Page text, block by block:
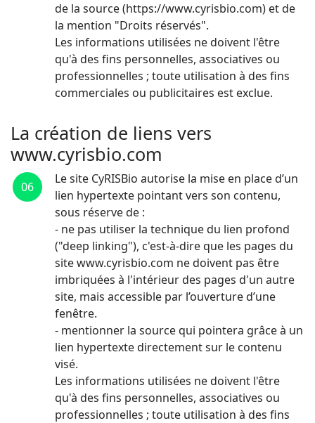
de la source (https://www.cyrisbio.com) et de
la mention "Droits réservés".
Les informations utilisées ne doivent l'être
qu'à des fins personnelles, associatives ou
professionnelles ; toute utilisation à des fins
commerciales ou publicitaires est exclue.
La création de liens vers
www.cyrisbio.com
06
Le site CyRISBio autorise la mise en place d’un
lien hypertexte pointant vers son contenu,
sous réserve de :
- ne pas utiliser la technique du lien profond
("deep linking"), c'est-à-dire que les pages du
site www.cyrisbio.com ne doivent pas être
imbriquées à l'intérieur des pages d'un autre
site, mais accessible par l’ouverture d’une
fenêtre.
- mentionner la source qui pointera grâce à un
lien hypertexte directement sur le contenu
visé.
Les informations utilisées ne doivent l'être
qu'à des fins personnelles, associatives ou
professionnelles ; toute utilisation à des fins